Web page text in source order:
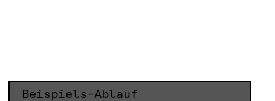
Beispiels-Ablauf